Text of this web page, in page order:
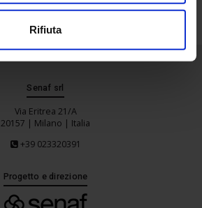
Rifiuta
Senaf srl
Via Eritrea 21/A
20157 | Milano | Italia
+39 023320391
Progetto e direzione